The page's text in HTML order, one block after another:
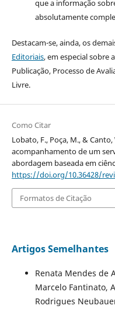
que a informação
absolutamente
Destacam-se, ainda, os
Editoriais, em especial sobre
Publicação, Processo de
Livre.
Como Citar
Lobato, F., Poça, M., &
acompanhamento de um
abordagem baseada em
https://doi.org/10.36428/
Formatos de Citação
Artigos Semelhantes
Renata Mendes de
Marcelo Fantinato,
Rodrigues